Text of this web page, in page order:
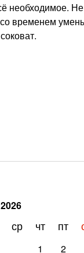
2026
ср чт пт
1 2
необходимое. Не
временем